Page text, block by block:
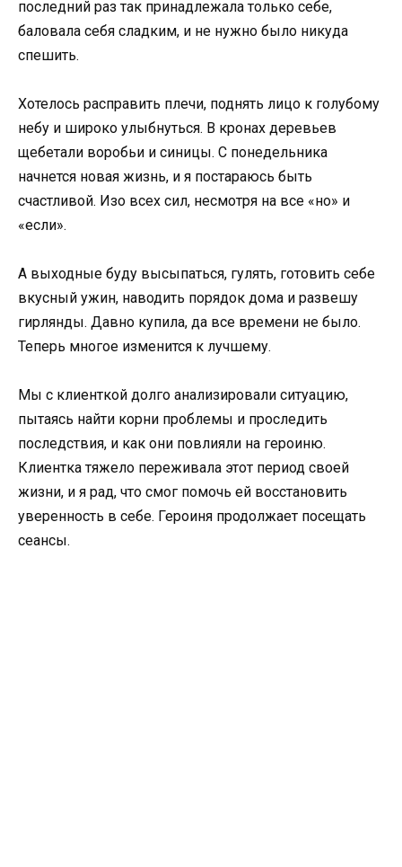
последний раз так принадлежала только себе,
баловала себя сладким, и не нужно было никуда
спешить.
Хотелось расправить плечи, поднять лицо к голубому
небу и широко улыбнуться. В кронах деревьев
щебетали воробьи и синицы. С понедельника
начнется новая жизнь, и я постараюсь быть
счастливой. Изо всех сил, несмотря на все «но» и
«если».
А выходные буду высыпаться, гулять, готовить себе
вкусный ужин, наводить порядок дома и развешу
гирлянды. Давно купила, да все времени не было.
Теперь многое изменится к лучшему.
Мы с клиенткой долго анализировали ситуацию,
пытаясь найти корни проблемы и проследить
последствия, и как они повлияли на героиню.
Клиентка тяжело переживала этот период своей
жизни, и я рад, что смог помочь ей восстановить
уверенность в себе. Героиня продолжает посещать
сеансы.